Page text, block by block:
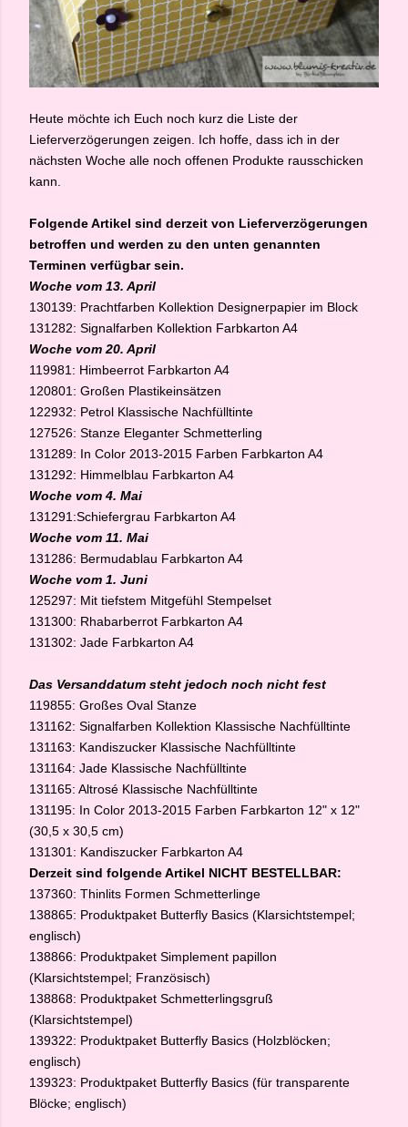
Heute möchte ich Euch noch kurz die Liste der
Lieferverzögerungen zeigen. Ich hoffe, dass ich in der
nächsten Woche alle noch offenen Produkte rausschicken
kann.
Folgende Artikel sind derzeit von Lieferverzögerungen
betroffen und werden zu den unten genannten
Terminen verfügbar sein.
Woche vom 13. April
130139: Prachtfarben Kollektion Designerpapier im Block
131282: Signalfarben Kollektion Farbkarton A4
Woche vom 20. April
119981: Himbeerrot Farbkarton A4
120801: Großen Plastikeinsätzen
122932: Petrol Klassische Nachfülltinte
127526: Stanze Eleganter Schmetterling
131289: In Color 2013-2015 Farben Farbkarton A4
131292: Himmelblau Farbkarton A4
Woche vom 4. Mai
131291:Schiefergrau Farbkarton A4
Woche vom 11. Mai
131286: Bermudablau Farbkarton A4
Woche vom 1. Juni
125297: Mit tiefstem Mitgefühl Stempelset
131300: Rhabarberrot Farbkarton A4
131302: Jade Farbkarton A4
Das Versanddatum steht jedoch noch nicht fest
119855: Großes Oval Stanze
131162: Signalfarben Kollektion Klassische Nachfülltinte
131163: Kandiszucker Klassische Nachfülltinte
131164: Jade Klassische Nachfülltinte
131165: Altrosé Klassische Nachfülltinte
131195: In Color 2013-2015 Farben Farbkarton 12" x 12"
(30,5 x 30,5 cm)
131301: Kandiszucker Farbkarton A4
Derzeit sind folgende Artikel NICHT BESTELLBAR:
137360: Thinlits Formen Schmetterlinge
138865: Produktpaket Butterfly Basics (Klarsichtstempel;
englisch)
138866: Produktpaket Simplement papillon
(Klarsichtstempel; Französisch)
138868: Produktpaket Schmetterlingsgruß
(Klarsichtstempel)
139322: Produktpaket Butterfly Basics (Holzblöcken;
englisch)
139323: Produktpaket Butterfly Basics (für transparente
Blöcke; englisch)